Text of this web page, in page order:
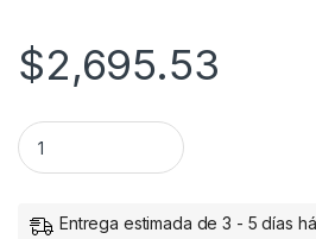
$2,695.53
No Break CyberPower EC750G,
Entrega estimada de 3 - 5 días